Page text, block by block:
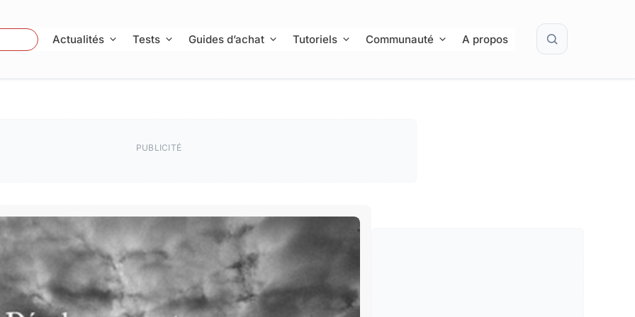
Actualités Tests Guides d’achat Tutoriels Communauté A propos Rechercher
PUBLICITÉ